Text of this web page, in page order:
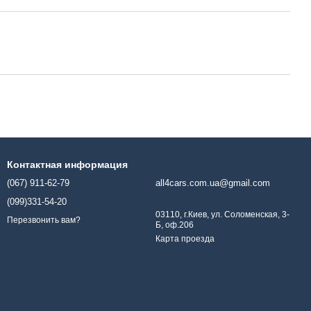
Контактная информация
(067) 911-62-79
(099)331-54-20
Перезвонить вам?
all4cars.com.ua@gmail.com
03110, г.Киев, ул. Соломенская, 3-
Б, оф.206
Карта проезда